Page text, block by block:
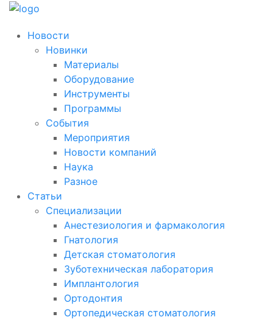
Новости
Новинки
Материалы
Оборудование
Инструменты
Программы
События
Мероприятия
Новости компаний
Наука
Разное
Статьи
Специализации
Анестезиология и фармакология
Гнатология
Детская стоматология
Зуботехническая лаборатория
Имплантология
Ортодонтия
Ортопедическая стоматология